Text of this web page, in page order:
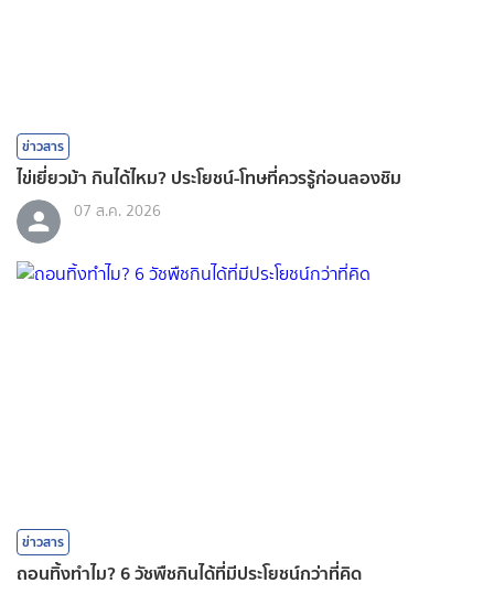
ข่าวสาร
ไข่เยี่ยวม้า กินได้ไหม? ประโยชน์-โทษที่ควรรู้ก่อนลองชิม
07 ส.ค. 2026
ข่าวสาร
ถอนทิ้งทำไม? 6 วัชพืชกินได้ที่มีประโยชน์กว่าที่คิด